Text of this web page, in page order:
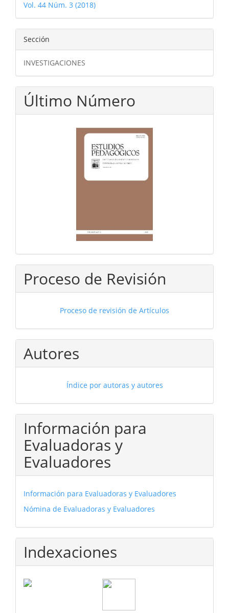
Vol. 44 Núm. 3 (2018)
Sección
INVESTIGACIONES
Último Número
Proceso de Revisión
Proceso de revisión de Artículos
Autores
Índice por autoras y autores
Información para
Evaluadoras y
Evaluadores
Información para Evaluadoras y Evaluadores
Nómina de Evaluadoras y Evaluadores
Indexaciones